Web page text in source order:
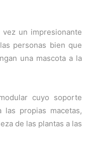
un impresionante
personas bien que
una mascota a la
cuyo soporte
propias macetas,
de las plantas a las